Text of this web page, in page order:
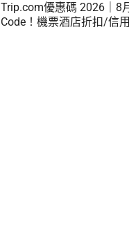
Trip.com優惠碼 2026｜8
Code！機票酒店折扣/信